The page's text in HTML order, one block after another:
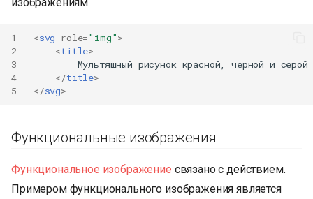
1
2
3
4
5
<svg role="img">
<title>
Мультяшный рисунок красной, черной и серой
</title>
</svg>
Функциональные изображения
Функциональное изображение связано с действием.
Примером функционального изображения является